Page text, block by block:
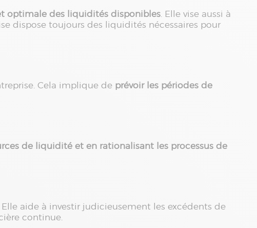
optimale des liquidités disponibles. Elle vise aussi à
dispose toujours des liquidités nécessaires pour
Cela implique de prévoir les périodes de
de liquidité et en rationalisant les processus de
aide à investir judicieusement les excédents de
continue.